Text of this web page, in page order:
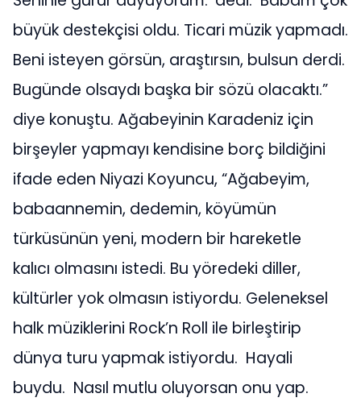
büyük destekçisi oldu. Ticari müzik yapmadı.
Beni isteyen görsün, araştırsın, bulsun derdi.
Bugünde olsaydı başka bir sözü olacaktı.”
diye konuştu. Ağabeyinin Karadeniz için
birşeyler yapmayı kendisine borç bildiğini
ifade eden Niyazi Koyuncu, “Ağabeyim,
babaannemin, dedemin, köyümün
türküsünün yeni, modern bir hareketle
kalıcı olmasını istedi. Bu yöredeki diller,
kültürler yok olmasın istiyordu. Geleneksel
halk müziklerini Rock’n Roll ile birleştirip
dünya turu yapmak istiyordu. Hayali
buydu. Nasıl mutlu oluyorsan onu yap.